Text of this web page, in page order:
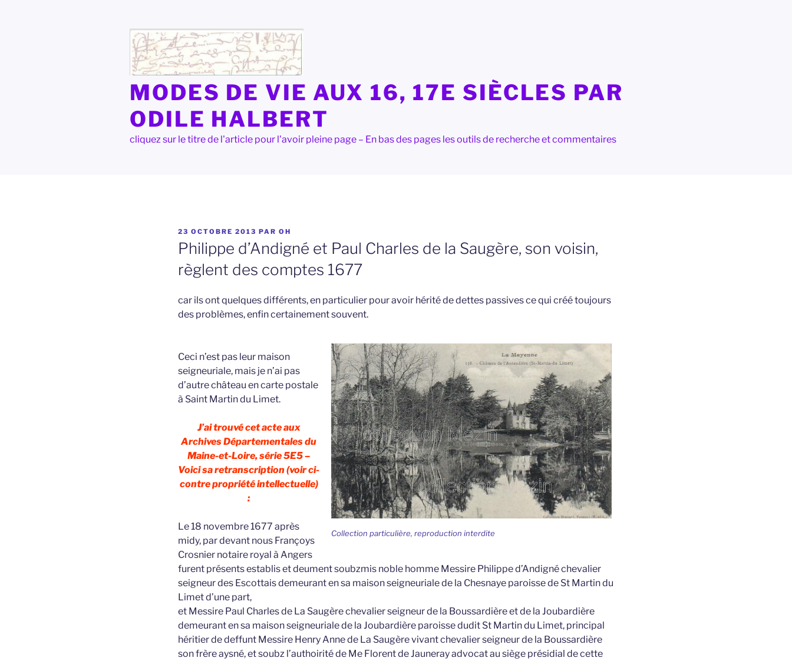
MODES DE VIE AUX 16, 17E SIÈCLES PAR
ODILE HALBERT
cliquez sur le titre de l'article pour l'avoir pleine page – En bas des pages les outils de recherche et commentaires
PUBLIÉ
LE
23 OCTOBRE 2013 PAR OH
Philippe d’Andigné et Paul Charles de la Saugère, son voisin,
règlent des comptes 1677
car ils ont quelques différents, en particulier pour avoir hérité de dettes passives ce qui créé toujours
des problèmes, enfin certainement souvent.
Collection particulière, reproduction interdite
Ceci n’est pas leur maison
seigneuriale, mais je n’ai pas
d’autre château en carte postale
à Saint Martin du Limet.
J’ai trouvé cet acte aux
Archives Départementales du
Maine-et-Loire, série 5E5 –
Voici sa retranscription (voir ci-
contre propriété intellectuelle)
:
Le 18 novembre 1677 après
midy, par devant nous Françoys
Crosnier notaire royal à Angers
furent présents establis et deument soubzmis noble homme Messire Philippe d’Andigné chevalier
seigneur des Escottais demeurant en sa maison seigneuriale de la Chesnaye paroisse de St Martin du
Limet d’une part,
et Messire Paul Charles de La Saugère chevalier seigneur de la Boussardière et de la Joubardière
demeurant en sa maison seigneuriale de la Joubardière paroisse dudit St Martin du Limet, principal
héritier de deffunt Messire Henry Anne de La Saugère vivant chevalier seigneur de la Boussardière
son frère aysné, et soubz l’authoirité de Me Florent de Jauneray advocat au siège présidial de cette